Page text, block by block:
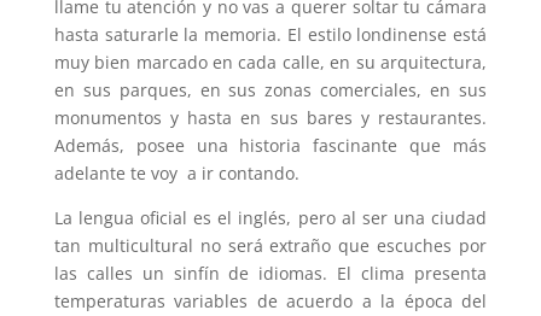
llame tu atención y no vas a querer soltar tu cámara
hasta saturarle la memoria. El estilo londinense está
muy bien marcado en cada calle, en su arquitectura,
en sus parques, en sus zonas comerciales, en sus
monumentos y hasta en sus bares y restaurantes.
Además, posee una historia fascinante que más
adelante te voy a ir contando.
La lengua oficial es el inglés, pero al ser una ciudad
tan multicultural no será extraño que escuches por
las calles un sinfín de idiomas. El clima presenta
temperaturas variables de acuerdo a la época del